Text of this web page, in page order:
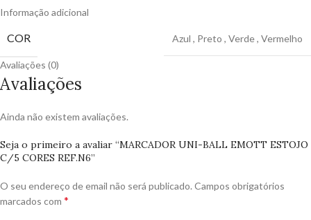
Informação adicional
COR Azul , Preto , Verde, Vermelho
Avaliações (0)
Avaliações
Ainda não existem avaliações.
Seja o primeiro a avaliar “MARCADOR UNI-BALL EMOTT ESTOJO
C/5 CORES REF.N6”
O seu endereço de email não será publicado.Campos obrigatórios
marcados com *